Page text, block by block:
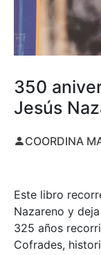
350
Jesús
COORDINA
Este libro
Nazareno y
325 años
Cofrades,